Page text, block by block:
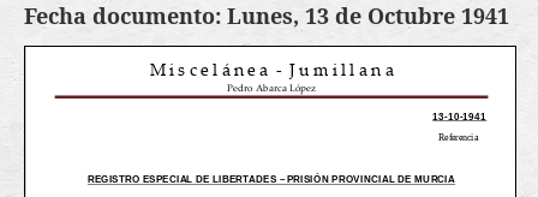
Fecha documento: Lunes, 13 de Octubre 1941